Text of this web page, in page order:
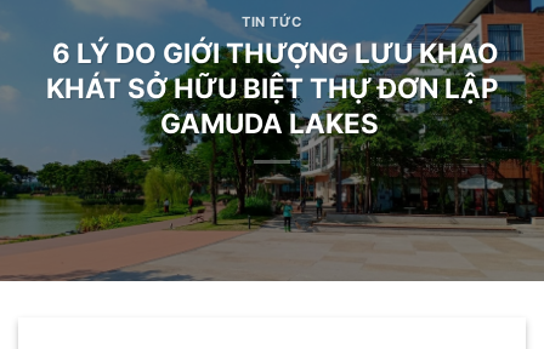
TIN TỨC
6 LÝ DO GIỚI THƯỢNG LƯU KHAO
KHÁT SỞ HỮU BIỆT THỰ ĐƠN LẬP
GAMUDA LAKES